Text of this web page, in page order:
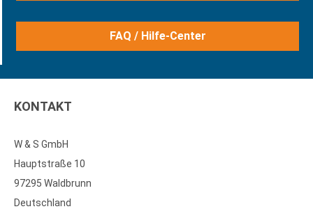
FAQ / Hilfe-Center
KONTAKT
W & S GmbH
Hauptstraße 10
97295 Waldbrunn
Deutschland